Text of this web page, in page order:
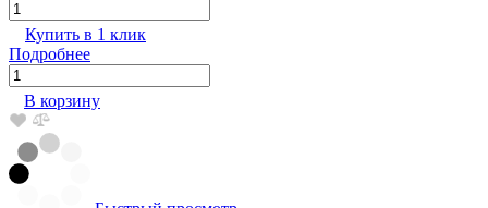
Купить в 1 клик
Подробнее
В корзину